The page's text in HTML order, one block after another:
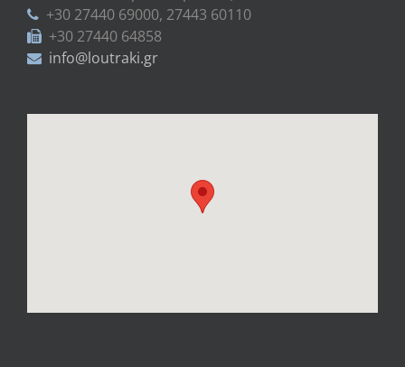
+30 27440 69000, 27443 60110
+30 27440 64858
info@loutraki.gr